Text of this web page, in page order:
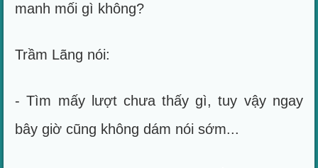
manh mối gì không?
Trầm Lãng nói:
- Tìm mấy lượt chưa thấy gì, tuy vậy ngay
bây giờ cũng không dám nói sớm...